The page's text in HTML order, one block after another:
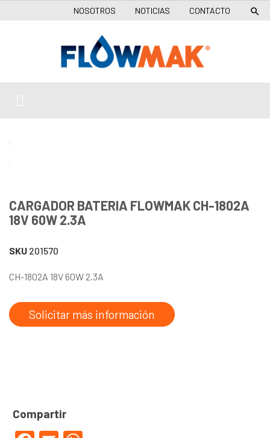
NOSOTROS NOTICIAS CONTACTO 
CARGADOR BATERIA FLOWMAK CH-1802A
18V 60W 2.3A
SKU 201570
CH-1802A 18V 60W 2.3A
Solicitar más información